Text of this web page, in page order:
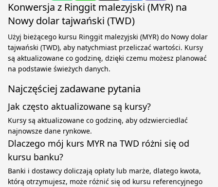
Konwersja z Ringgit malezyjski (MYR) na
Nowy dolar tajwański (TWD)
Użyj bieżącego kursu Ringgit malezyjski (MYR) do Nowy dolar
tajwański (TWD), aby natychmiast przeliczać wartości. Kursy
są aktualizowane co godzinę, dzięki czemu możesz planować
na podstawie świeżych danych.
Najczęściej zadawane pytania
Jak często aktualizowane są kursy?
Kursy są aktualizowane co godzinę, aby odzwierciedlać
najnowsze dane rynkowe.
Dlaczego mój kurs MYR na TWD różni się od
kursu banku?
Banki i dostawcy doliczają opłaty lub marże, dlatego kwota,
którą otrzymujesz, może różnić się od kursu referencyjnego